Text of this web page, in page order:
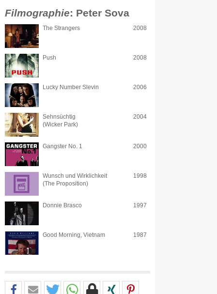
Filmographie: Peter Sova
The Strangers 2008
Push 2008
Lucky Number Slevin 2006
Sehnsüchtig
(Wicker Park)
2004
Gangster No. 1 2000
Wunsch und Wirklichkeit
(The Proposition)
1998
Donnie Brasco 1997
Good Morning, Vietnam 1987